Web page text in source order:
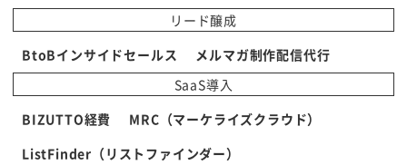
リード醸成
BtoBインサイドセールス
メルマガ制作配信代行
SaaS導入
BIZUTTO経費
MRC（マーケライズクラウド）
ListFinder（リストファインダー）